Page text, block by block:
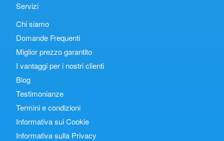
Servizi
Chi siamo
Domande Frequenti
Miglior prezzo garantito
I vantaggi per i nostri clienti
Blog
Testimonianze
Termini e condizioni
Informativa sui Cookie
Informativa sulla Privacy